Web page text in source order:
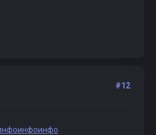
#12
инфоинфо